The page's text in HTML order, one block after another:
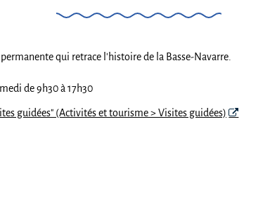
qui retrace l'histoire de la Basse-Navarre.
de 9h30 à 17h30
guidées" (Activités et tourisme > Visites guidées)